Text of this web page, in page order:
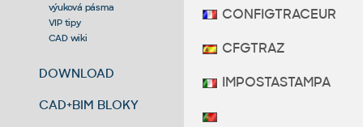
výuková pásma
VIP tipy
CAD wiki
DOWNLOAD
CAD+BIM BLOKY
CONFIGTRACEUR
CFGTRAZ
IMPOSTASTAMPA